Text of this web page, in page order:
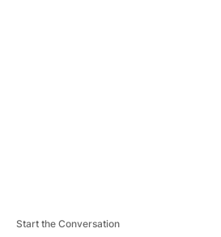
Start the Conversation